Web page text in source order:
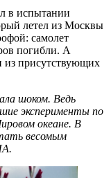
в испытании
летел из Москвы
самолет
погибли. А
присутствующих
шоком. Ведь
эксперименты по
океане. В
весомым